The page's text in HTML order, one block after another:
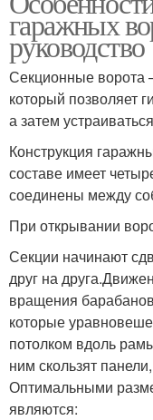
гаражных
руководство
Секционные
который позволяет
а затем
Конструкция
составе имеет
соединены между
При открывании
Секции начинают
друг на
вращения
которые
потолком вдоль
ним скользят
Оптимальными
являются: